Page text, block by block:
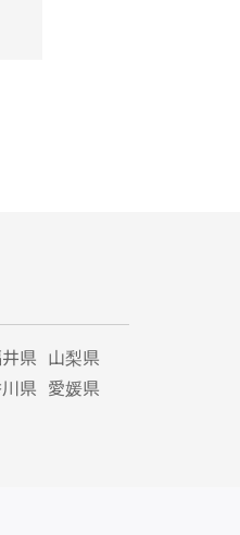
県 山梨県
県 愛媛県